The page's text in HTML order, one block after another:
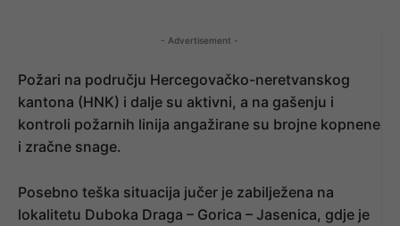
- Advertisement -
Požari na području Hercegovačko-neretvanskog
kantona (HNK) i dalje su aktivni, a na gašenju i
kontroli požarnih linija angažirane su brojne kopnene
i zračne snage.
Posebno teška situacija jučer je zabilježena na
lokalitetu Duboka Draga – Gorica – Jasenica, gdje je